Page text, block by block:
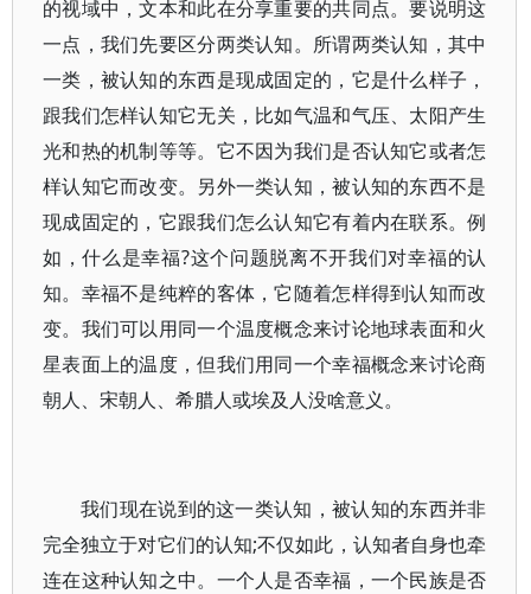
的视域中，文本和此在分享重要的共同点。要说明这
一点，我们先要区分两类认知。所谓两类认知，其中
一类，被认知的东西是现成固定的，它是什么样子，
跟我们怎样认知它无关，比如气温和气压、太阳产生
光和热的机制等等。它不因为我们是否认知它或者怎
样认知它而改变。另外一类认知，被认知的东西不是
现成固定的，它跟我们怎么认知它有着内在联系。例
如，什么是幸福?这个问题脱离不开我们对幸福的认
知。幸福不是纯粹的客体，它随着怎样得到认知而改
变。我们可以用同一个温度概念来讨论地球表面和火
星表面上的温度，但我们用同一个幸福概念来讨论商
朝人、宋朝人、希腊人或埃及人没啥意义。
我们现在说到的这一类认知，被认知的东西并非
完全独立于对它们的认知;不仅如此，认知者自身也牵
连在这种认知之中。一个人是否幸福，一个民族是否